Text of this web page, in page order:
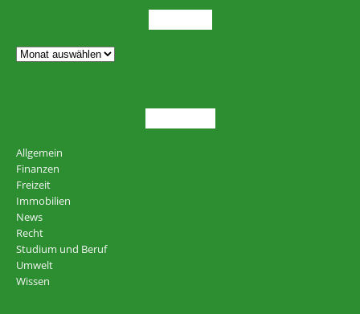
Allgemein
Finanzen
Freizeit
Immobilien
News
Recht
Studium und Beruf
Umwelt
Wissen